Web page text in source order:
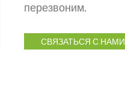
перезвоним.
СВЯЗАТЬСЯ С НАМИ